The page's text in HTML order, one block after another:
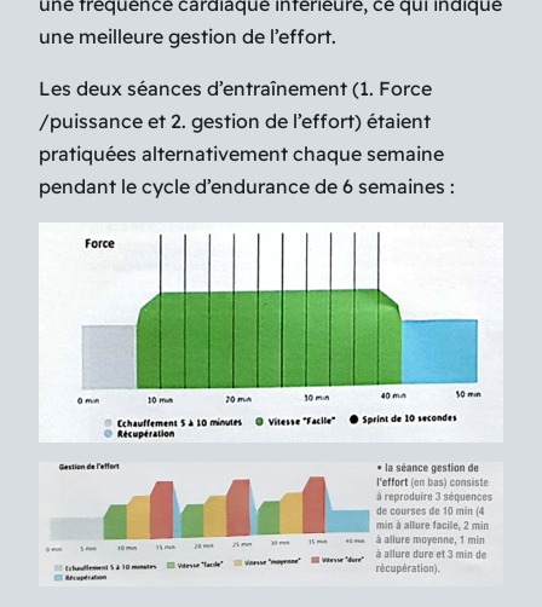
une meilleure gestion de l’effort.
Les deux séances d’entraînement (1. Force
/puissance et 2. gestion de l’effort) étaient
pratiquées alternativement chaque semaine
pendant le cycle d’endurance de 6 semaines :